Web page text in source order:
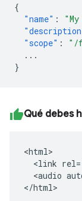
{
"name" : "My
"scope" : "/
...
}
Qué debes
<html>
<link
<audio
</html>